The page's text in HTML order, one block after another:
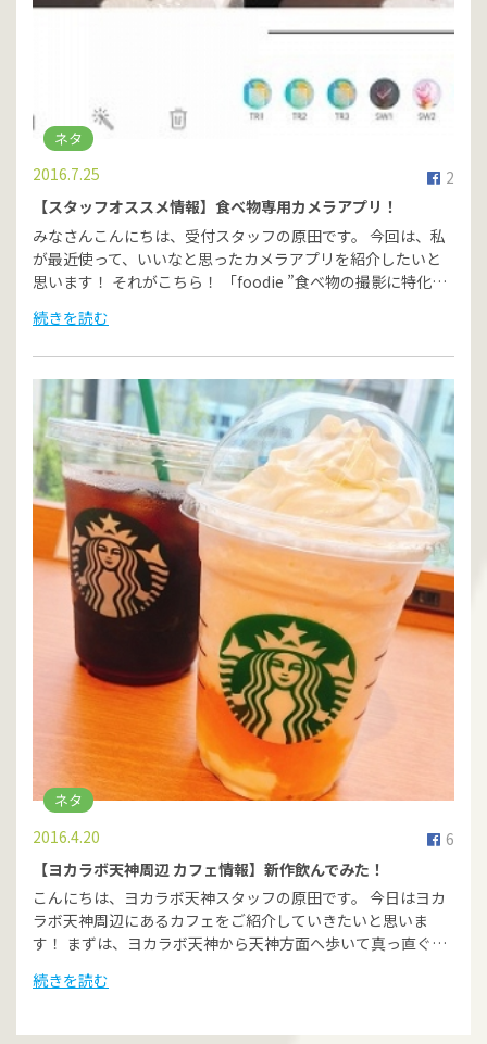
ネタ
2
2016.7.25
【スタッフオススメ情報】食べ物専用カメラアプリ！
みなさんこんにちは、受付スタッフの原田です。 今回は、私
が最近使って、いいなと思ったカメラアプリを紹介したいと
思います！ それがこちら！ 「foodie ”食べ物の撮影に特化…
続きを読む
ネタ
6
2016.4.20
【ヨカラボ天神周辺 カフェ情報】新作飲んでみた！
こんにちは、ヨカラボ天神スタッフの原田です。 今日はヨカ
ラボ天神周辺にあるカフェをご紹介していきたいと思いま
す！ まずは、ヨカラボ天神から天神方面へ歩いて真っ直ぐ…
続きを読む